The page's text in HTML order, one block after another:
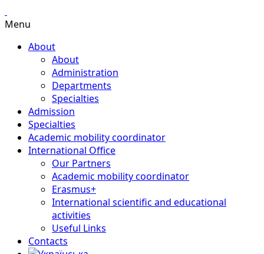
Menu
About
About
Administration
Departments
Specialties
Admission
Specialties
Academic mobility coordinator
International Office
Our Partners
Academic mobility coordinator
Erasmus+
International scientific and educational
activities
Useful Links
Contacts